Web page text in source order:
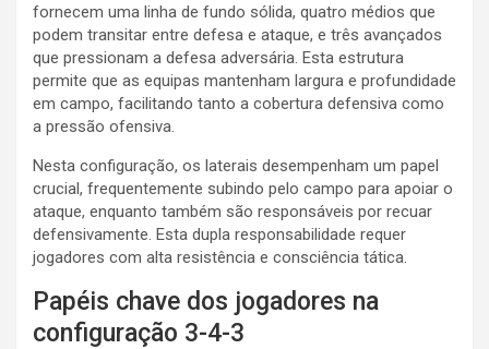
fornecem uma linha de fundo sólida, quatro médios que
podem transitar entre defesa e ataque, e três avançados
que pressionam a defesa adversária. Esta estrutura
permite que as equipas mantenham largura e profundidade
em campo, facilitando tanto a cobertura defensiva como
a pressão ofensiva.
Nesta configuração, os laterais desempenham um papel
crucial, frequentemente subindo pelo campo para apoiar o
ataque, enquanto também são responsáveis por recuar
defensivamente. Esta dupla responsabilidade requer
jogadores com alta resistência e consciência tática.
Papéis chave dos jogadores na
configuração 3-4-3